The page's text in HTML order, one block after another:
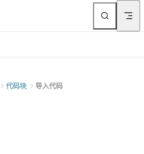
代码块 导入代码